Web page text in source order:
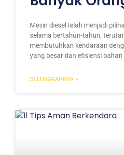
Mesin diesel telah menjadi
selama bertahun-tahun,
membutuhkan kendaraan
yang besar dan efisiensi
SELENGKAPNYA »